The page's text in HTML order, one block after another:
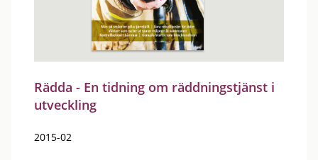
Rädda - En tidning om räddningstjänst i
utveckling
2015-02